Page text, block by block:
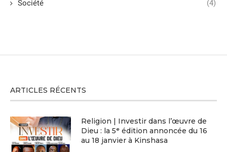
Société (4)
ARTICLES RÉCENTS
Religion | Investir dans l’œuvre de
Dieu : la 5ᵉ édition annoncée du 16
au 18 janvier à Kinshasa